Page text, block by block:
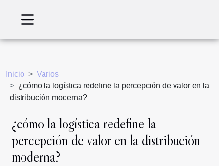
Inicio
Varios
¿cómo la logística redefine la percepción de valor en la
distribución moderna?
¿cómo la logística redefine la
percepción de valor en la distribución
moderna?